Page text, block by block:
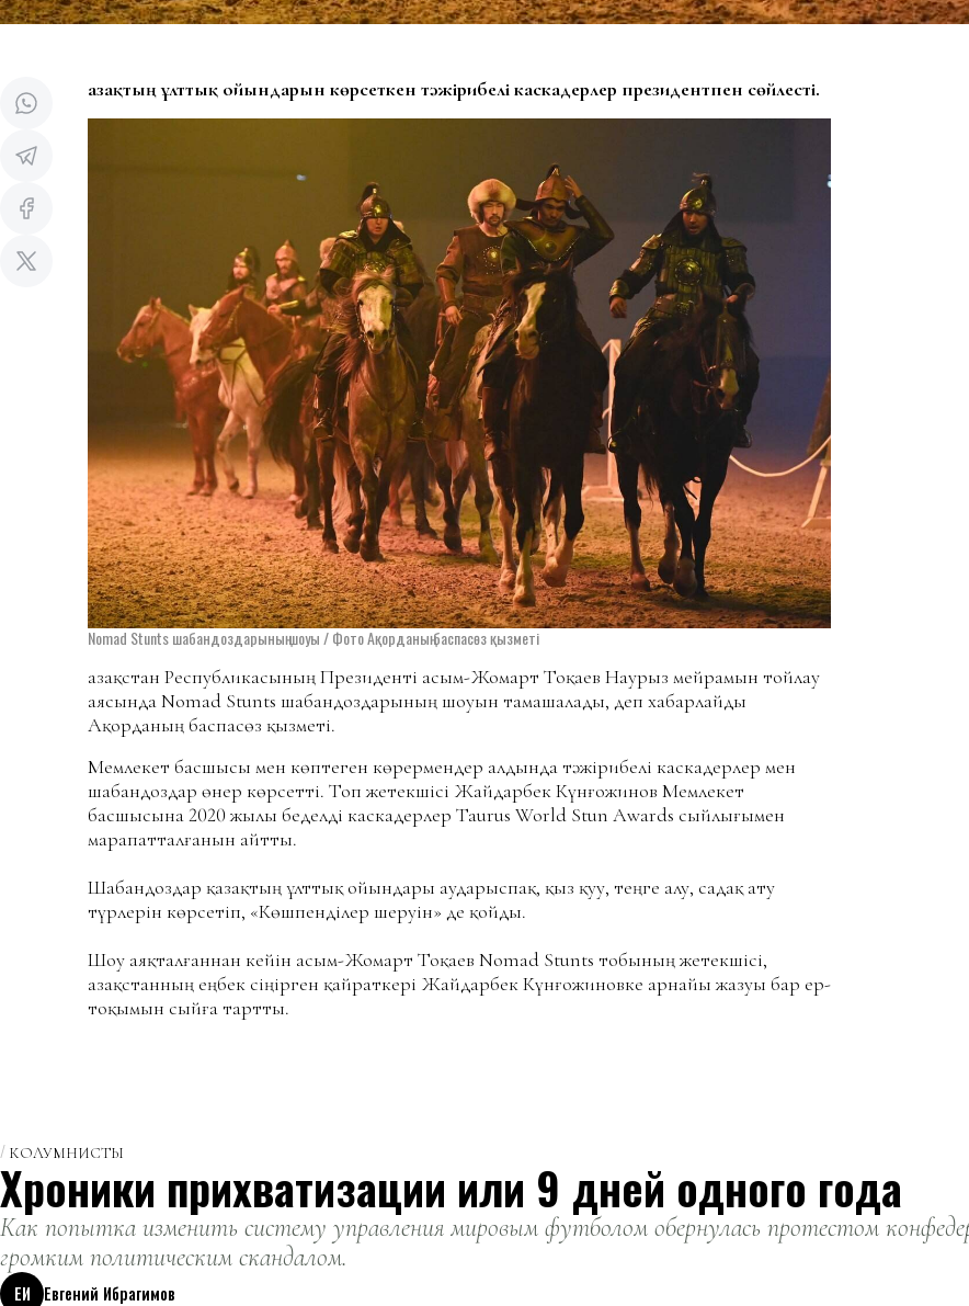
Қазақтың ұлттық ойындарын көрсеткен тәжірибелі каскадерлер президентпен сөйлесті.
Nomad Stunts шабандоздарының шоуы / Фото Ақорданың баспасөз қызметі
Қазақстан Республикасының Президенті Қасым-Жомарт Тоқаев Наурыз мейрамын тойлау
аясында Nomad Stunts шабандоздарының шоуын тамашалады, деп хабарлайды
Ақорданың баспасөз қызметі.
Мемлекет басшысы мен көптеген көрермендер алдында тәжірибелі каскадерлер мен
шабандоздар өнер көрсетті. Топ жетекшісі Жайдарбек Күнғожинов Мемлекет
басшысына 2020 жылы беделді каскадерлер Taurus World Stun Awards сыйлығымен
марапатталғанын айтты.
Шабандоздар қазақтың ұлттық ойындары аударыспақ, қыз қуу, теңге алу, садақ ату
түрлерін көрсетіп, «Көшпенділер шеруін» де қойды.
Шоу аяқталғаннан кейін Қасым-Жомарт Тоқаев Nomad Stunts тобының жетекшісі,
Қазақстанның еңбек сіңірген қайраткері Жайдарбек Күнғожиновке арнайы жазуы бар ер-
тоқымын сыйға тартты.
КОЛУМНИСТЫ
Хроники прихватизации или 9 дней одного года
Как попытка изменить систему управления мировым футболом обернулась протестом
громким политическим скандалом.
ЕИ
Евгений Ибрагимов